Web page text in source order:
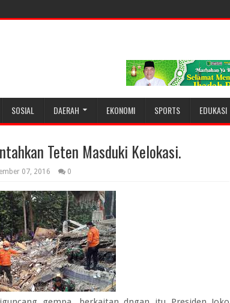
SOSIAL DAERAH EKONOMI SPORTS EDUKASI
Teten Masduki Kelokasi.
07, 2016 0